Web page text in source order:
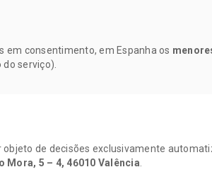
em consentimento, em Espanha os
do serviço).
objeto de decisões exclusivamente
Mora, 5 – 4, 46010 Valência